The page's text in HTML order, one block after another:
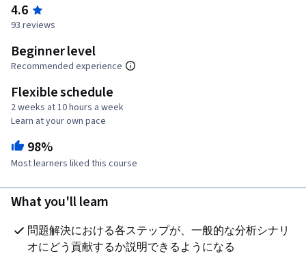
4.6
93 reviews
Beginner level
Recommended experience
Flexible schedule
2 weeks at 10 hours a week
Learn at your own pace
98%
Most learners liked this course
What you'll learn
問題解決における各ステップが、一般的な分析シナリ
オにどう貢献するか説明できるようになる